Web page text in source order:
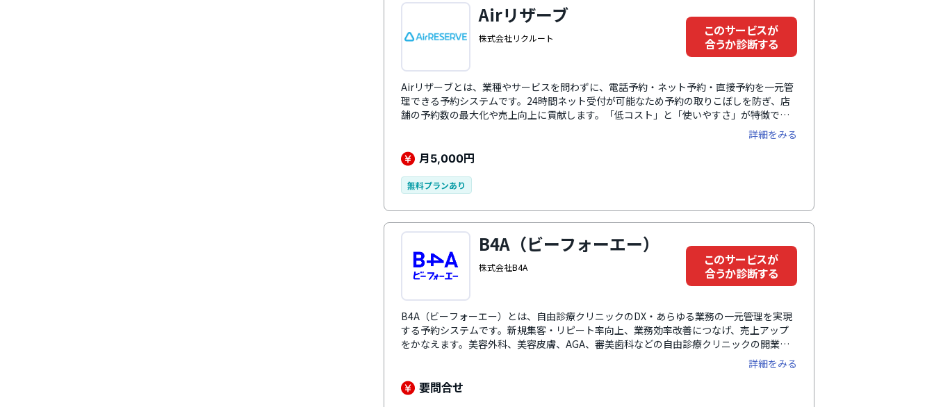
トレーナーとの繋がりを深め、エンゲージメント向上に繋がります。ほかにも多彩な機能
を搭載しています。
Airリザーブ
株式会社リクルート
このサービスが
合うか診断する
Airリザーブとは、業種やサービスを問わずに、電話予約・ネット予約・直接予約を一元管
理できる予約システムです。24時間ネット受付が可能なため予約の取りこぼしを防ぎ、店
舗の予約数の最大化や売上向上に貢献します。「低コスト」と「使いやすさ」が特徴で、
月額5,500円 （税込）から利用できます。また、無償のオンラインサポートも提供されてい
るため、スムーズな導入が可能です。（※プランによって利用可能なサポートが異なりま
す。詳細は運営企業へお問い合わせください。）
詳細をみる
月5,000円
無料プランあり
B4A（ビーフォーエー）
株式会社B4A
このサービスが
合うか診断する
B4A（ビーフォーエー）とは、自由診療クリニックのDX・あらゆる業務の一元管理を実現
する予約システムです。新規集客・リピート率向上、業務効率改善につなげ、売上アップ
をかなえます。美容外科、美容皮膚、AGA、審美歯科などの自由診療クリニックの開業、
運営に必要な予約・シフト・電子カルテ・決済までをすべて提供しています。予約、電子
カルテ、請求情報を一元管理できるため、顧客に最適なサービスの提供や、攻めのマーケ
ティング施策に活用できます。さらにフル自動で予約・スタッフアサイン調整を行うた
め、予約時のスタッフの作業工数を削減できます。その場で完結する「リアルタイム予
詳細をみる
要問合せ